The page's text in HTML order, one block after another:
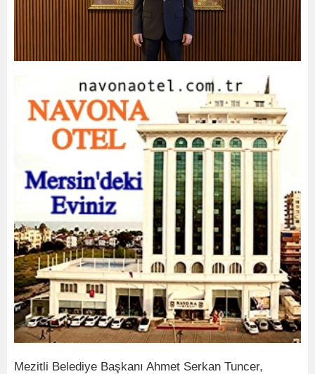
Mezitli Belediye Başkanı Ahmet Serkan Tuncer,